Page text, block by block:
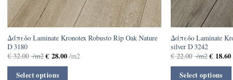
Δάπεδο Laminate Kronotex Robusto Rip Oak Nature
D 3180
€32.00 /m2 € 28.00 /m2
Select options
Δάπεδο Laminate
silver D 3242
€22.00 /m2 €18.60
Select options